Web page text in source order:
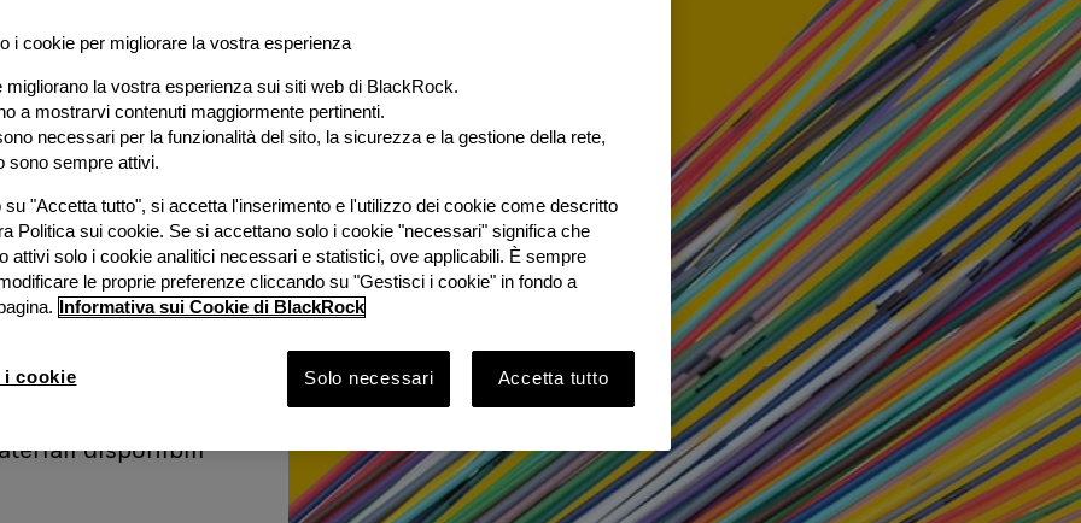
2026 con
e
disponibili
i cookie per migliorare la vostra esperienza
migliorano la vostra esperienza sui siti web di BlackRock.
a mostrarvi contenuti maggiormente pertinenti.
necessari per la funzionalità del sito, la sicurezza e la gestione della rete,
sono sempre attivi.
su "Accetta tutto", si accetta l'inserimento e l'utilizzo dei cookie come descritto
Politica sui cookie. Se si accettano solo i cookie "necessari" significa che
attivi solo i cookie analitici necessari e statistici, ove applicabili. È sempre
le proprie preferenze cliccando su "Gestisci i cookie" in fondo a
Informativa sui Cookie di BlackRock
Solo necessari Accetta tutto
cookie